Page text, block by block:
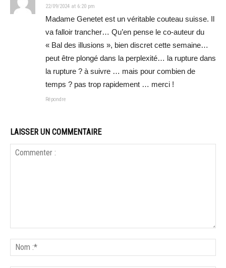
22/09/2024 at 6:20 pm
Madame Genetet est un véritable couteau suisse. Il
va falloir trancher… Qu’en pense le co-auteur du
« Bal des illusions », bien discret cette semaine…
peut être plongé dans la perplexité… la rupture dans
la rupture ? à suivre … mais pour combien de
temps ? pas trop rapidement … merci !
Répondre
LAISSER UN COMMENTAIRE